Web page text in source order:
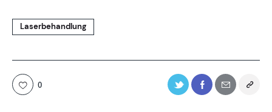
Laserbehandlung
0